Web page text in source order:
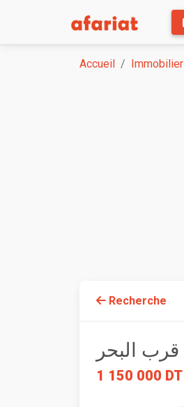
Accueil Immobilier
Recherche
1 150 000 DT